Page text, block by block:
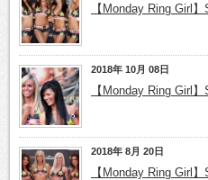
【Monday Ring Girl
2018年 10月 08日
【Monday Ring Girl
2018年 8月 20日
【Monday Ring Girl